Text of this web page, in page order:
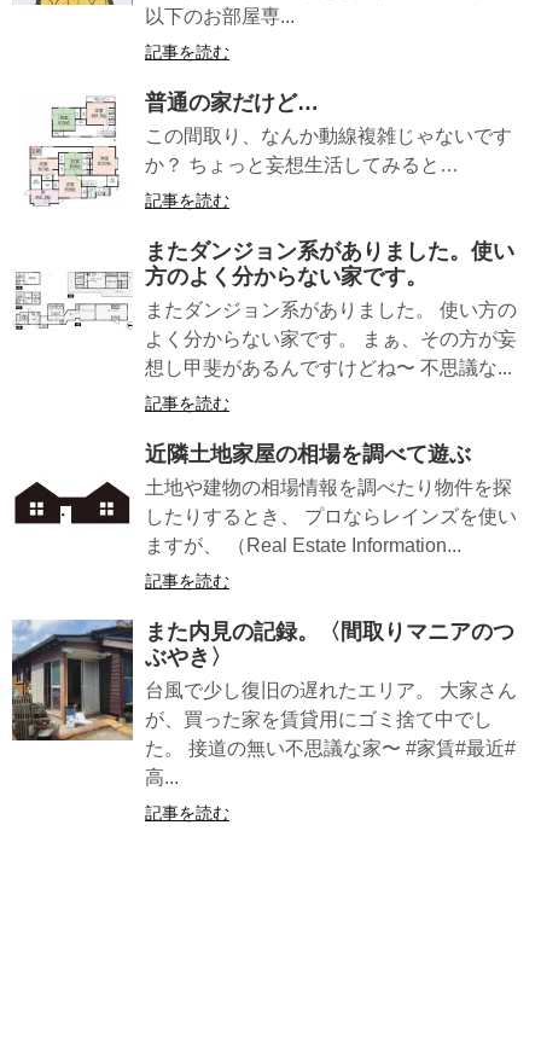
以下のお部屋専...
記事を読む
普通の家だけど…
この間取り、なんか動線複雑じゃないです
か？ ちょっと妄想生活してみると…
記事を読む
またダンジョン系がありました。使い
方のよく分からない家です。
またダンジョン系がありました。 使い方の
よく分からない家です。 まぁ、その方が妄
想し甲斐があるんですけどね〜 不思議な...
記事を読む
近隣土地家屋の相場を調べて遊ぶ
土地や建物の相場情報を調べたり物件を探
したりするとき、 プロならレインズを使い
ますが、 （Real Estate Information...
記事を読む
また内見の記録。〈間取りマニアのつ
ぶやき〉
台風で少し復旧の遅れたエリア。 大家さん
が、買った家を賃貸用にゴミ捨て中でし
た。 接道の無い不思議な家〜 #家賃#最近#
高...
記事を読む